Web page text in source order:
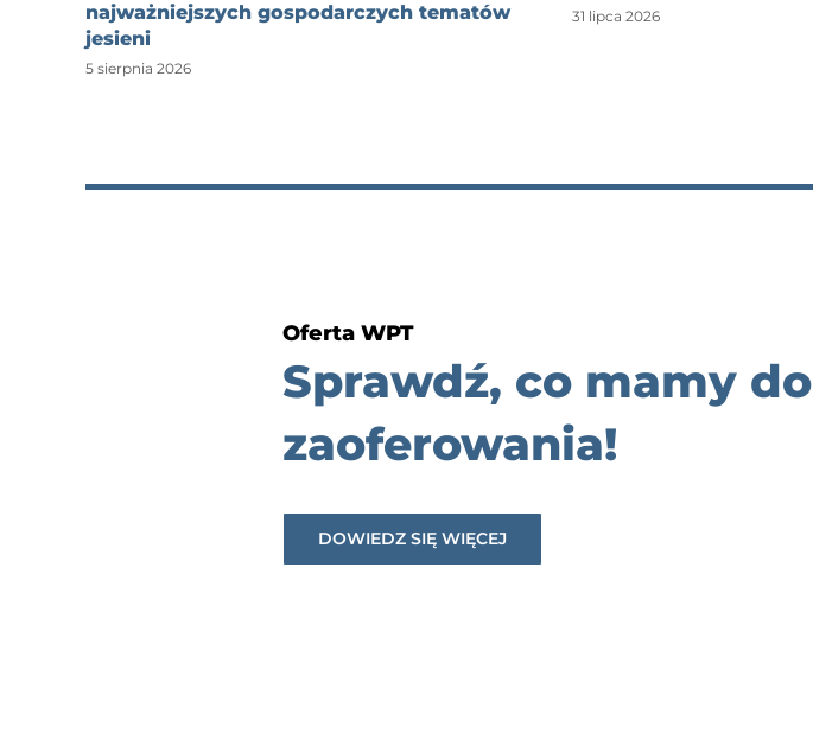
najważniejszych gospodarczych tematów
jesieni
5 sierpnia 2026
31 lipca 2026
Oferta WPT
Sprawdź, co mamy do
zaoferowania!
DOWIEDZ SIĘ WIĘCEJ